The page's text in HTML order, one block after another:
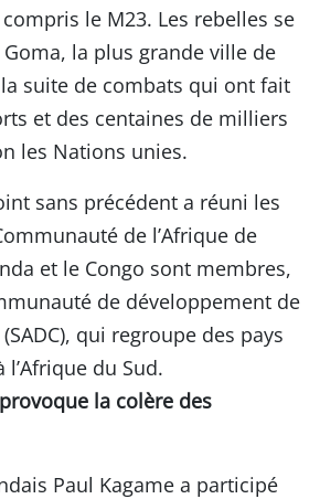
le M23. Les rebelles se
la plus grande ville de
la suite de combats qui ont fait
et des centaines de milliers
les Nations unies.
sans précédent a réuni les
de l’Afrique de
et le Congo sont membres,
de développement de
qui regroupe des pays
du Sud.
la colère des
Paul Kagame a participé